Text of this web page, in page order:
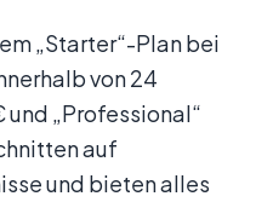
„Starter“-Plan bei
von 24
und „Professional“
auf
und bieten alles